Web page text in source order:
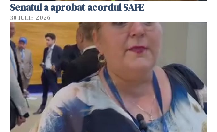
Senatul a aprobat acordul SAFE
30 IULIE 2026